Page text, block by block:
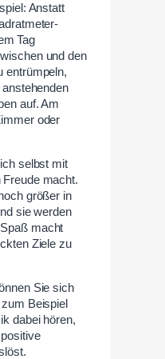
Anstatt
Tag
und den
entrümpeln,
auf. Am
oder
selbst mit
macht.
größer in
sie werden
macht
Ziele zu
Sie sich
Beispiel
dabei hören,